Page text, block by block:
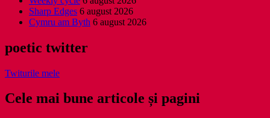
Sharp Edges 6 august 2026
Cymru am Byth 6 august 2026
poetic twitter
Twiturile mele
Cele mai bune articole și pagini